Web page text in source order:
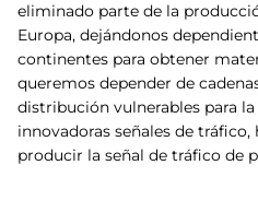
eliminado parte de la
Europa, dejándonos
continentes para obtener
queremos depender de
distribución vulnerables para
innovadoras señales de tráfico,
producir la señal de tráfico de